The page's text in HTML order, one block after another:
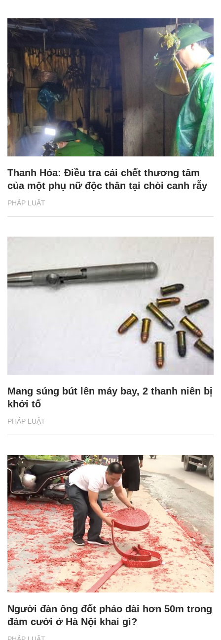
PHÁP LUẬT
Thanh Hóa: Điều tra cái chết thương tâm
của một phụ nữ độc thân tại chòi canh rẫy
PHÁP LUẬT
Mang súng bút lên máy bay, 2 thanh niên bị
khởi tố
Người đàn ông đốt pháo dài hơn 50m trong
đám cưới ở Hà Nội khai gì?